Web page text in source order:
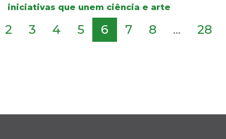
iniciativas que unem ciência e arte
2 3 4 5 6 7 8 ... 28